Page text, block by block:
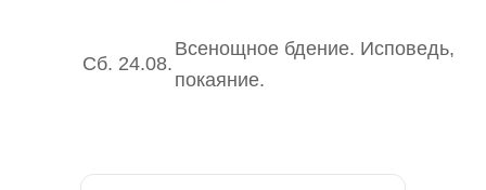
Сб. 24.08.
Всенощное бдение. Исповедь,
покаяние.